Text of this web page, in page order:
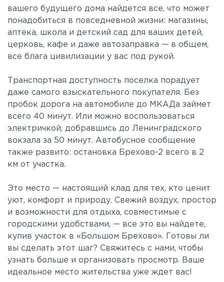
вашего будущего дома найдется все, что может
понадобиться в повседневной жизни: магазины,
аптека, школа и детский сад для ваших детей,
церковь, кафе и даже автозаправка — в общем,
все блага цивилизации у вас под рукой.
Транспортная доступность поселка порадует
даже самого взыскательного покупателя. Без
пробок дорога на автомобиле до МКАДа займет
всего 40 минут. Или можно воспользоваться
электричкой, добравшись до Ленинградского
вокзала за 50 минут. Автобусное сообщение
также развито: остановка Брехово-2 всего в 2
км от участка.
Это место — настоящий клад для тех, кто ценит
уют, комфорт и природу. Свежий воздух, простор
и возможности для отдыха, совместимые с
городскими удобствами, — все это вы найдете,
купив участок в «Большом Брехово». Готовы ли
вы сделать этот шаг? Свяжитесь с нами, чтобы
узнать больше и организовать просмотр. Ваше
идеальное место жительства уже ждет вас!